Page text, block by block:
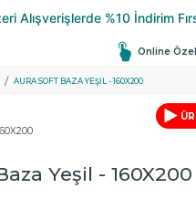
Online Özel
AURA SOFT BAZA YEŞIL - 160X200
Yeşil - 160X200